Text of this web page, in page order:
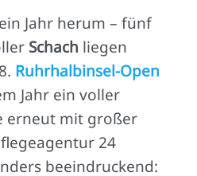
Jahr herum – fünf
Schach liegen
Ruhrhalbinsel-Open
Jahr ein voller
erneut mit großer
24
beeindruckend: